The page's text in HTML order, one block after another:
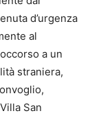
d’urgenza
al
a un
straniera,
San